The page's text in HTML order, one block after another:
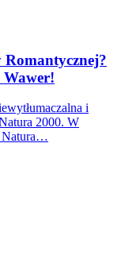
Romantycznej?
Wawer!
i
2000. W
Natura…